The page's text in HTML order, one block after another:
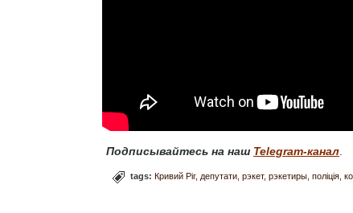
Подписывайтесь на наш Telegram-канал
tags: Кривий Ріг депутати рэкет рэкетиры поліція